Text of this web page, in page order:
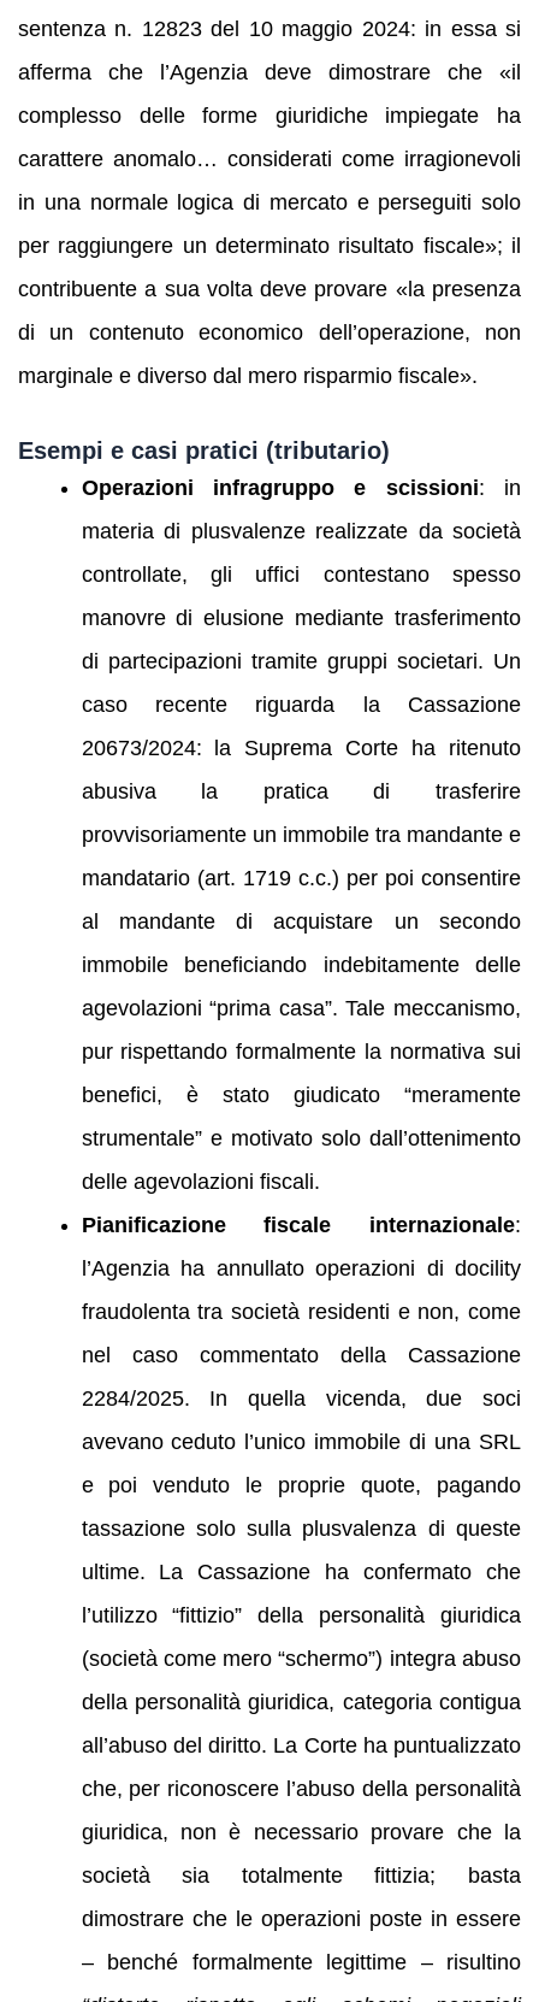
sentenza n. 12823 del 10 maggio 2024: in essa si
afferma che l’Agenzia deve dimostrare che «il
complesso delle forme giuridiche impiegate ha
carattere anomalo… considerati come irragionevoli
in una normale logica di mercato e perseguiti solo
per raggiungere un determinato risultato fiscale»; il
contribuente a sua volta deve provare «la presenza
di un contenuto economico dell’operazione, non
marginale e diverso dal mero risparmio fiscale».
Esempi e casi pratici (tributario)
Operazioni infragruppo e scissioni: in
materia di plusvalenze realizzate da società
controllate, gli uffici contestano spesso
manovre di elusione mediante trasferimento
di partecipazioni tramite gruppi societari. Un
caso recente riguarda la Cassazione
20673/2024: la Suprema Corte ha ritenuto
abusiva la pratica di trasferire
provvisoriamente un immobile tra mandante e
mandatario (art. 1719 c.c.) per poi consentire
al mandante di acquistare un secondo
immobile beneficiando indebitamente delle
agevolazioni “prima casa”. Tale meccanismo,
pur rispettando formalmente la normativa sui
benefici, è stato giudicato “meramente
strumentale” e motivato solo dall’ottenimento
delle agevolazioni fiscali.
Pianificazione fiscale internazionale:
l’Agenzia ha annullato operazioni di docility
fraudolenta tra società residenti e non, come
nel caso commentato della Cassazione
2284/2025. In quella vicenda, due soci
avevano ceduto l’unico immobile di una SRL
e poi venduto le proprie quote, pagando
tassazione solo sulla plusvalenza di queste
ultime. La Cassazione ha confermato che
l’utilizzo “fittizio” della personalità giuridica
(società come mero “schermo”) integra abuso
della personalità giuridica, categoria contigua
all’abuso del diritto. La Corte ha puntualizzato
che, per riconoscere l’abuso della personalità
giuridica, non è necessario provare che la
società sia totalmente fittizia; basta
dimostrare che le operazioni poste in essere
– benché formalmente legittime – risultino